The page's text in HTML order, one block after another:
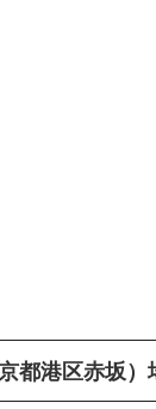
都港区赤坂）